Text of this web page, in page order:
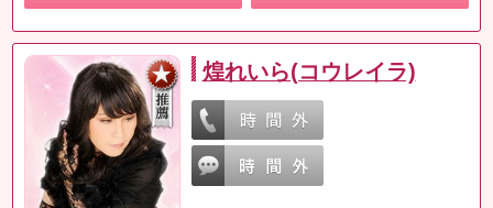
煌れいら(コウレイラ)